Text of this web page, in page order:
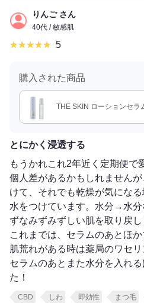
りんご さん
40代 / 敏感肌
5
購入された商品
THE SKIN ローションセラ
とにかく浸透する
もうかれこれ2年近く定期便で
個人差があるかもしれません
けて、それでも乾燥が気にな
水をつけています。水分→水
ずなみずみずしい肌を取り戻し
これまでは、セラムのあとほ
肌荒れがある時は薬局のワセ
セラムのあとまた水分を入れ
た！
CBD しわ 即効性 まつ毛